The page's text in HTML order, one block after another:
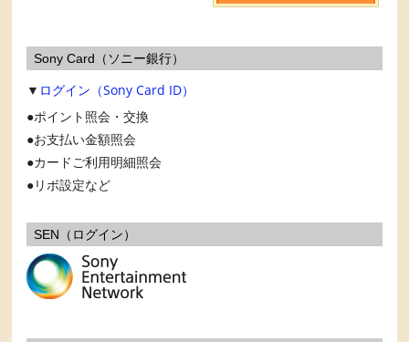
Sony Card（ソニー銀行）
▼ ログイン（Sony Card ID）
ポイント照会・交換
お支払い金額照会
カードご利用明細照会
リボ設定など
SEN（ログイン）